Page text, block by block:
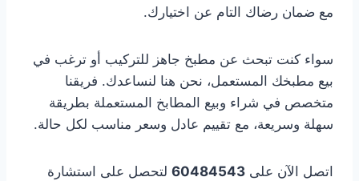
مع ضمان رضاك التام عن اختيارك.
سواء كنت تبحث عن مطبخ جاهز للتركيب أو ترغب في
بيع مطبخك المستعمل، نحن هنا لنساعدك. فريقنا
متخصص في شراء وبيع المطابخ المستعملة بطريقة
سهلة وسريعة، مع تقييم عادل وسعر مناسب لكل حالة.
اتصل الآن على 60484543 لتحصل على استشارة